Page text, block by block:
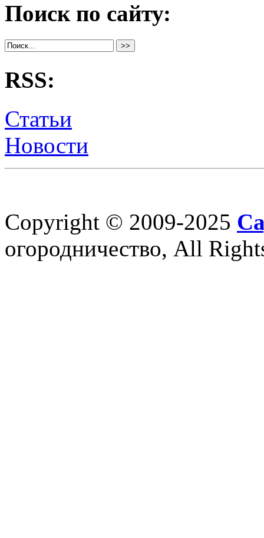
Поиск по сайту:
RSS:
Статьи
Новости
Copyright © 2009-2025
огородничество, All